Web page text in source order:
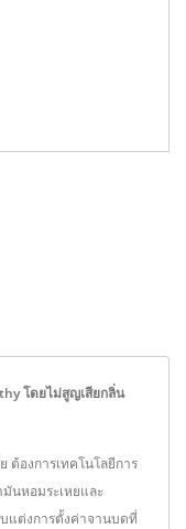
โดยไม่สูญเสียกลิ่น
ต้องการเทคโนโลยีการ
นหอมระเหยและ
บแต่งการตั้งค่าจานบดที่